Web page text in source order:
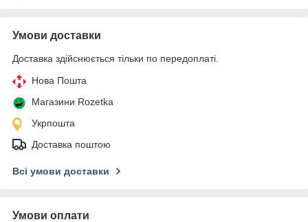
Умови доставки
Доставка здійснюється тільки по передоплаті.
Нова Пошта
Магазини Rozetka
Укрпошта
Доставка поштою
Всі умови доставки
Умови оплати